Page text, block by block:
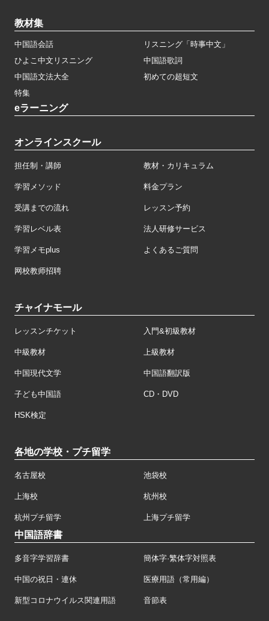
教材集
中国語会話
リスニング「時事中文」
ひよこ中文リスニング
中国語歌詞
中国語文法大全
初めての超短文
特集
eラーニング
オンラインスクール
担任制・講師 教材・カリキュラム
学習メソッド 料金プラン
受講までの流れ レッスン予約
学習レベル表 法人研修サービス
学習メモplus よくあるご質問
网校教师招聘
チャイナモール
レッスンチケット 入門&初級教材
中級教材 上級教材
中国現代文学 中国語翻訳版
子ども中国語 CD・DVD
HSK検定
各地の学校・プチ留学
名古屋校 池袋校
上海校 杭州校
杭州プチ留学 上海プチ留学
中国語辞書
多音字学習辞書 簡体字·繁体字対照表
中国の祝日・連休 医療用語（常用編）
新型コロナウイルス関連用語 音節表